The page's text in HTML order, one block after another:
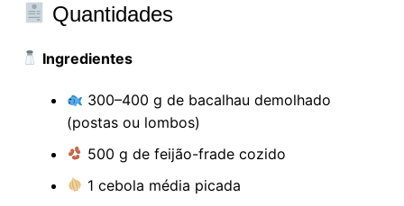
Quantidades
Ingredientes
300–400 g de bacalhau demolhado
(postas ou lombos)
500 g de feijão-frade cozido
1 cebola média picada